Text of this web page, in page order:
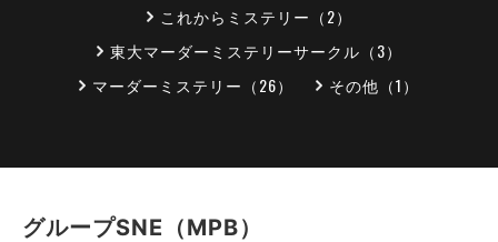
これからミステリー（2）
東大マーダーミステリーサークル（3）
マーダーミステリー（26）
その他（1）
グループSNE（MPB）